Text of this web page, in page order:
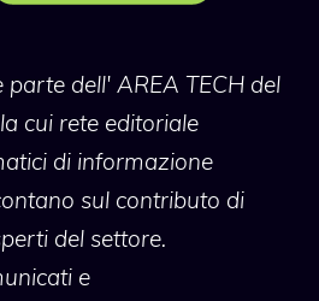
parte dell' AREA TECH del
cui rete editoriale
di informazione
sul contributo di
del settore.
e